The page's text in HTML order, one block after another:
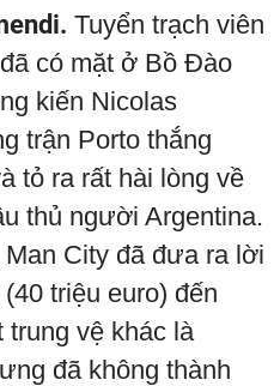
Tuyển trạch viên
có mặt ở Bồ Đào
kiến Nicolas
trận Porto thắng
tỏ ra rất hài lòng về
thủ người Argentina.
City đã đưa ra lời
triệu euro) đến
trung vệ khác là
đã không thành